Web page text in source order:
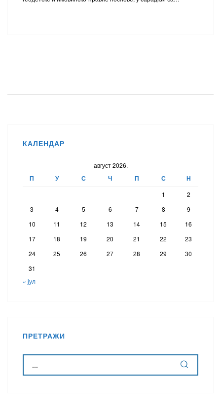
КАЛЕНДАР
август 2026.
П У С Ч П С Н
1
2
3
4 5 6 7 8
9
10
11 12 13 14 15
16
17
18 19 20 21 22
23
24
25 26 27 28 29
30
31
« јул
ПРЕТРАЖИ